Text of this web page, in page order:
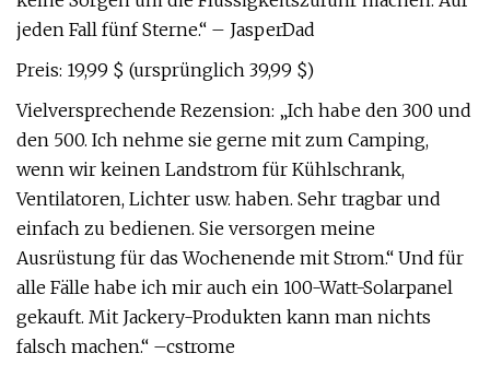
jeden Fall fünf Sterne.“ – JasperDad
Preis: 19,99 $ (ursprünglich 39,99 $)
Vielversprechende Rezension: „Ich habe den 300 und
den 500. Ich nehme sie gerne mit zum Camping,
wenn wir keinen Landstrom für Kühlschrank,
Ventilatoren, Lichter usw. haben. Sehr tragbar und
einfach zu bedienen. Sie versorgen meine
Ausrüstung für das Wochenende mit Strom.“ Und für
alle Fälle habe ich mir auch ein 100-Watt-Solarpanel
gekauft. Mit Jackery-Produkten kann man nichts
falsch machen.“ –cstrome